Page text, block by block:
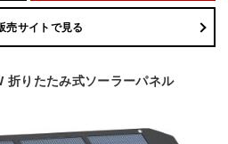
売サイトで見る
折りたたみ式ソーラーパネル